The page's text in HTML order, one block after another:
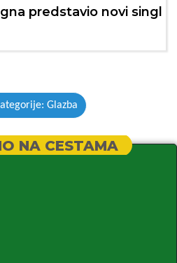
predstavio novi singl
Glazba
NA CESTAMA